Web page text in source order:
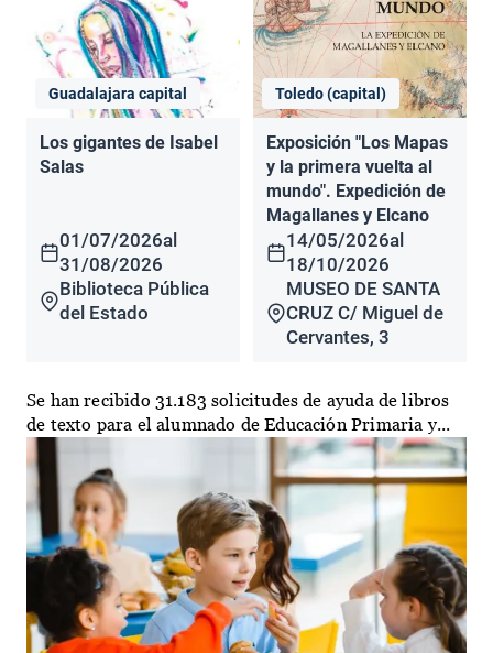
Guadalajara capital
Los gigantes de Isabel
Salas
01/07/2026al
31/08/2026
Biblioteca Pública
del Estado
Toledo (capital)
Exposición "Los Mapas
y la primera vuelta al
mundo". Expedición de
Magallanes y Elcano
14/05/2026al
18/10/2026
MUSEO DE SANTA
CRUZ C/ Miguel de
Cervantes, 3
Se han recibido 31.183 solicitudes de ayuda de libros
de texto para el alumnado de Educación Primaria y...